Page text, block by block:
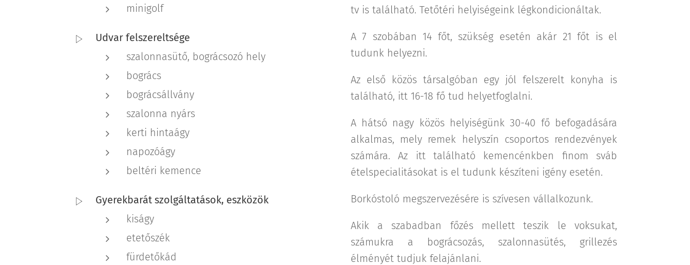
minigolf
Udvar felszereltsége
szalonnasütő, bográcsozó hely
bogrács
bográcsállvány
szalonna nyárs
kerti hintaágy
napozóágy
beltéri kemence
Gyerekbarát szolgáltatások, eszközök
kiságy
etetőszék
fürdetőkád
tv is található. Tetőtéri helyiségeink légkondicionáltak.
A 7 szobában 14 főt, szükség esetén akár 21 főt is el
tudunk helyezni.
Az első közös társalgóban egy jól felszerelt konyha is
található, itt 16-18 fő tud helyetfoglalni.
A hátsó nagy közös helyiségünk 30-40 fő befogadására
alkalmas, mely remek helyszín csoportos rendezvények
számára. Az itt található kemencénkben finom sváb
ételspecialitásokat is el tudunk készíteni igény esetén.
Borkóstoló megszervezésére is szívesen vállalkozunk.
Akik a szabadban főzés mellett teszik le voksukat,
számukra a bográcsozás, szalonnasütés, grillezés
élményét tudjuk felajánlani.